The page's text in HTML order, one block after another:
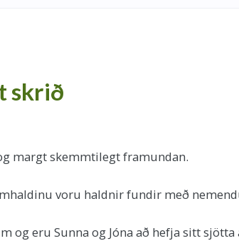
skrið
margt skemmtilegt framundan.
voru haldnir fundir með
eru Sunna og Jóna að hefja sitt sjötta